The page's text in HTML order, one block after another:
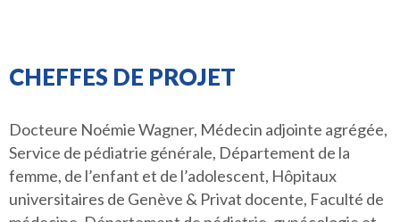
CHEFFES DE PROJET
Docteure Noémie Wagner, Médecin adjointe agrégée,
Service de pédiatrie générale, Département de la
femme, de l’enfant et de l’adolescent, Hôpitaux
universitaires de Genève & Privat docente, Faculté de